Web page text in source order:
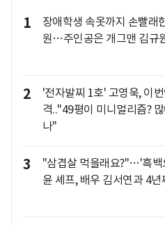
1
장애학생 속옷까지 손빨래
원…주인공은 개그맨 김규
2
'전자발찌 1호' 고영욱, 이
격.."49평이 미니멀리즘?
나"
3
"삼겹살 먹을래요?"…'흑백
윤 셰프, 배우 김서연과 4년